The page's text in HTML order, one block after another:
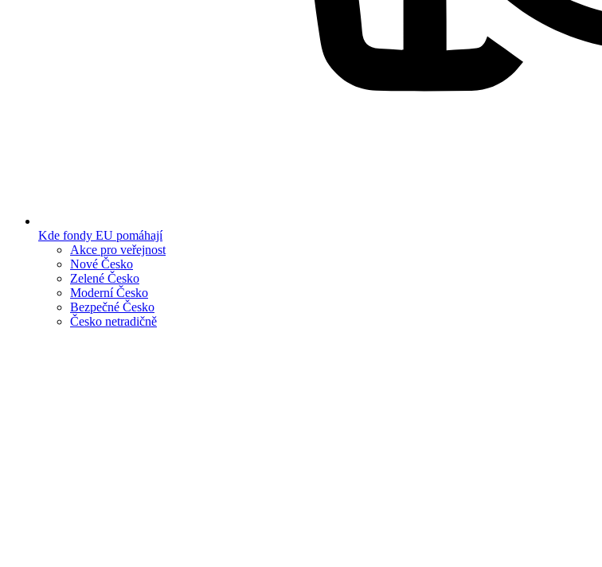
Kde fondy EU pomáhají
Akce pro veřejnost
Nové Česko
Zelené Česko
Moderní Česko
Bezpečné Česko
Česko netradičně